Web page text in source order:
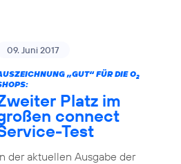
09. Juni 2017
„GUT“ FÜR DIE O2
Platz im
connect
Test
der aktuellen Ausgabe der